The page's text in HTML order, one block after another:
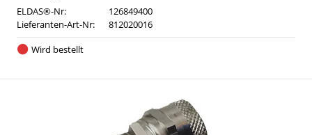
ELDAS®-Nr:
126849400
Lieferanten-Art-Nr:
812020016
Wird bestellt